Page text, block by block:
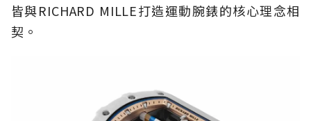
皆與RICHARD MILLE打造運動腕錶的核心理念相
契。